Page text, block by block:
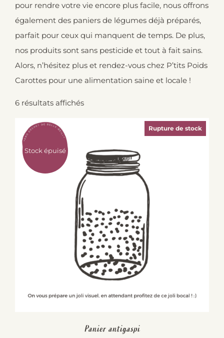
pour rendre votre vie encore plus facile, nous offrons
également des paniers de légumes déjà préparés,
parfait pour ceux qui manquent de temps. De plus,
nos produits sont sans pesticide et tout à fait sains.
Alors, n’hésitez plus et rendez-vous chez P’tits Poids
Carottes pour une alimentation saine et locale !
6 résultats affichés
Stock épuisé
Rupture de stock
Panier antigaspi